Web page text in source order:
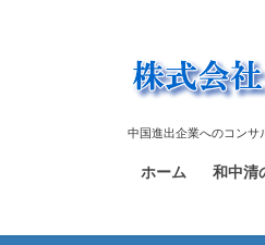
中国進出企業へのコンサ
ホーム 和中清